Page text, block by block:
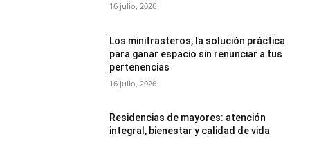
16 julio, 2026
Los minitrasteros, la solución práctica
para ganar espacio sin renunciar a tus
pertenencias
16 julio, 2026
Residencias de mayores: atención
integral, bienestar y calidad de vida